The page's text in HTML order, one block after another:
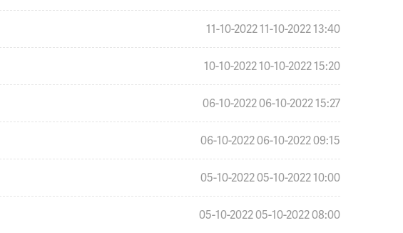
11-10-202211-10-2022 13:40
10-10-202210-10-2022 15:20
06-10-202206-10-2022 15:27
06-10-202206-10-2022 09:15
05-10-202205-10-2022 10:00
05-10-202205-10-2022 08:00